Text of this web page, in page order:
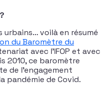
urbains… voilà en résumé
du Baromètre du
avec l’IFOP et avec
2010, ce baromètre
de l’engagement
pandémie de Covid.